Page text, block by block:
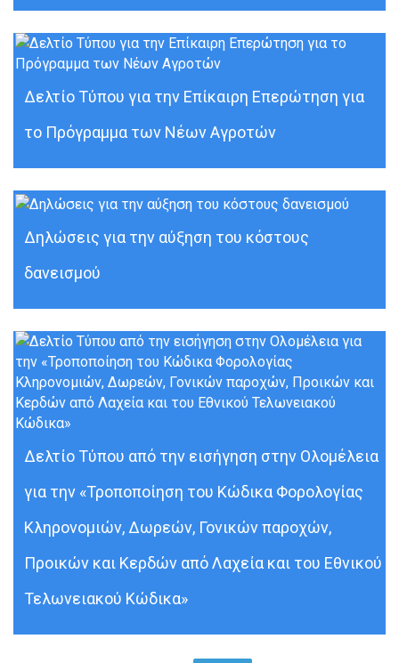
Δελτίο Τύπου για την Επίκαιρη Επερώτηση για
το Πρόγραμμα των Νέων Αγροτών
Δηλώσεις για την αύξηση του κόστους
δανεισμού
Δελτίο Τύπου από την εισήγηση στην Ολομέλεια
για την «Τροποποίηση του Κώδικα Φορολογίας
Κληρονομιών, Δωρεών, Γονικών παροχών,
Προικών και Κερδών από Λαχεία και του Εθνικού
Τελωνειακού Κώδικα»